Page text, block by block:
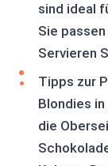
sind ideal
Sie
Servieren
Tipps zur
Blondies
die